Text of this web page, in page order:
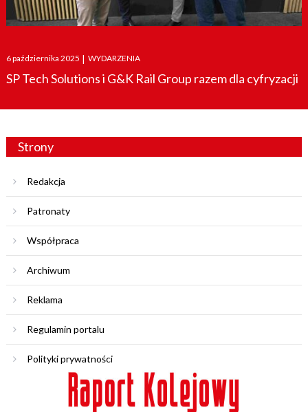
Posted
on
6 października 2025 | WYDARZENIA
SP Tech Solutions i G&K Rail Group razem dla cyfryzacji
Strony
Redakcja
Patronaty
Współpraca
Archiwum
Reklama
Regulamin portalu
Polityki prywatności